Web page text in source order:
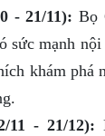
- 21/11): Bọ
sức mạnh
khám phá
11 - 21/12):